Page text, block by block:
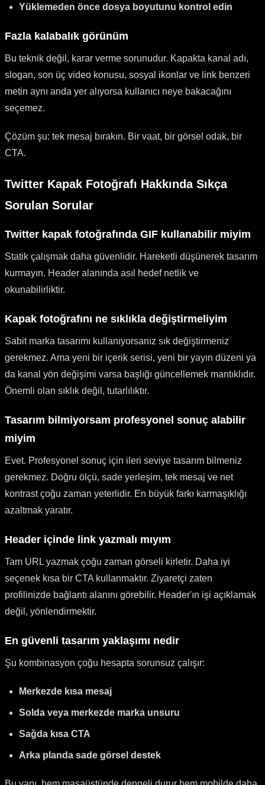
Yüklemeden önce dosya boyutunu kontrol edin
Fazla kalabalık görünüm
Bu teknik değil, karar verme sorunudur. Kapakta kanal adı,
slogan, son üç video konusu, sosyal ikonlar ve link benzeri
metin aynı anda yer alıyorsa kullanıcı neye bakacağını
seçemez.
Çözüm şu: tek mesaj bırakın. Bir vaat, bir görsel odak, bir
CTA.
Twitter Kapak Fotoğrafı Hakkında Sıkça
Sorulan Sorular
Twitter kapak fotoğrafında GIF kullanabilir miyim
Statik çalışmak daha güvenlidir. Hareketli düşünerek tasarım
kurmayın. Header alanında asıl hedef netlik ve
okunabilirliktir.
Kapak fotoğrafını ne sıklıkla değiştirmeliyim
Sabit marka tasarımı kullanıyorsanız sık değiştirmeniz
gerekmez. Ama yeni bir içerik serisi, yeni bir yayın düzeni ya
da kanal yön değişimi varsa başlığı güncellemek mantıklıdır.
Önemli olan sıklık değil, tutarlılıktır.
Tasarım bilmiyorsam profesyonel sonuç alabilir
miyim
Evet. Profesyonel sonuç için ileri seviye tasarım bilmeniz
gerekmez. Doğru ölçü, sade yerleşim, tek mesaj ve net
kontrast çoğu zaman yeterlidir. En büyük farkı karmaşıklığı
azaltmak yaratır.
Header içinde link yazmalı mıyım
Tam URL yazmak çoğu zaman görseli kirletir. Daha iyi
seçenek kısa bir CTA kullanmaktır. Ziyaretçi zaten
profilinizde bağlantı alanını görebilir. Header'ın işi açıklamak
değil, yönlendirmektir.
En güvenli tasarım yaklaşımı nedir
Şu kombinasyon çoğu hesapta sorunsuz çalışır:
Merkezde kısa mesaj
Solda veya merkezde marka unsuru
Sağda kısa CTA
Arka planda sade görsel destek